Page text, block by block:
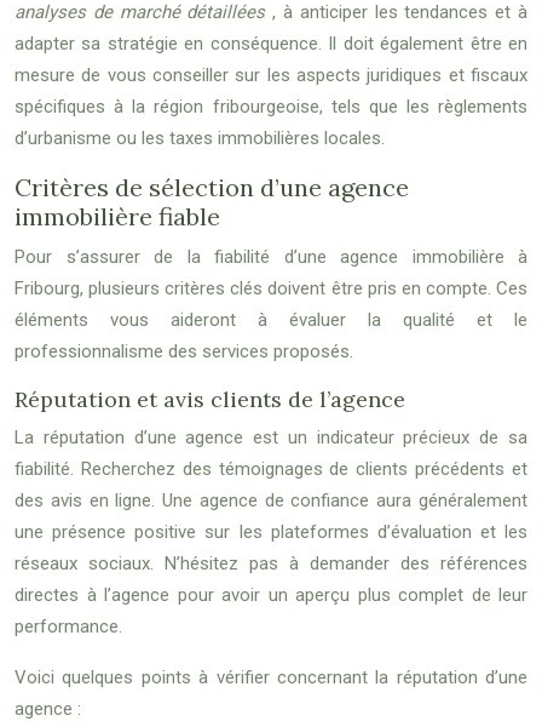
analyses de marché détaillées, à anticiper les tendances et à
adapter sa stratégie en conséquence. Il doit également être en
mesure de vous conseiller sur les aspects juridiques et fiscaux
spécifiques à la région fribourgeoise, tels que les règlements
d’urbanisme ou les taxes immobilières locales.
Critères de sélection d’une agence
immobilière fiable
Pour s’assurer de la fiabilité d’une agence immobilière à
Fribourg, plusieurs critères clés doivent être pris en compte. Ces
éléments vous aideront à évaluer la qualité et le
professionnalisme des services proposés.
Réputation et avis clients de l’agence
La réputation d’une agence est un indicateur précieux de sa
fiabilité. Recherchez des témoignages de clients précédents et
des avis en ligne. Une agence de confiance aura généralement
une présence positive sur les plateformes d’évaluation et les
réseaux sociaux. N’hésitez pas à demander des références
directes à l’agence pour avoir un aperçu plus complet de leur
performance.
Voici quelques points à vérifier concernant la réputation d’une
agence :